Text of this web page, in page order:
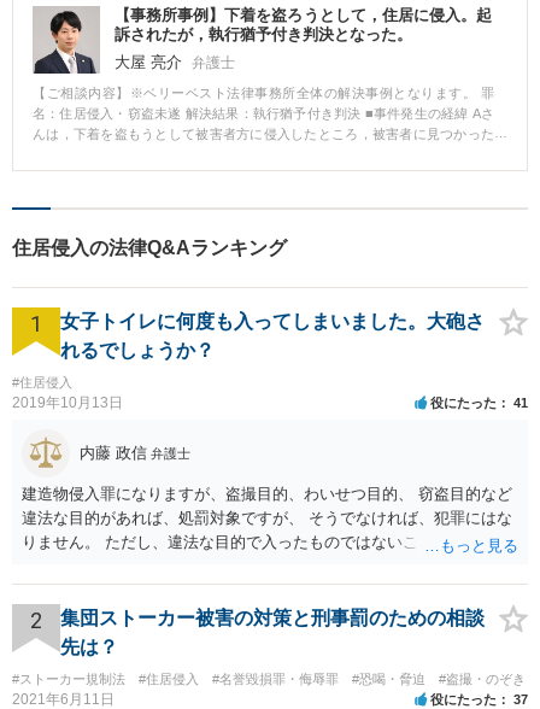
【事務所事例】下着を盗ろうとして，住居に侵入。起
訴されたが，執行猶予付き判決となった。
大屋 亮介 弁護士
【ご相談内容】※ベリーベスト法律事務所全体の解決事例となります。 罪
名：住居侵入・窃盗未遂 解決結果：執行猶予付き判決 ■事件発生の経緯 Aさ
んは，下着を盗もうとして被害者方に侵入したところ，被害者に見つかった
聴取を受けました。そして，Aさんは，起訴されました。 ■相談～解決の流れ
た。しかし，起訴後であり，謝罪の時期が遅くなったため，示談には応じて
くれませんでした。 裁判において，Aさんは，被害者と示談を試みたこと，
た。そうして，執行猶予付き判決を得ることができました。 ■解決のポイン
ト 被害者への謝罪が遅れたため，示談を成立させることはできませんでした
が，裁判所に対して，被害者との示談交渉の過程を示し，Aさんが被害回復に
向けた努力をしていたことを示したことが，執行猶予付きの判決に繋がった
のだと思います。
住居侵入の法律Q&Aランキング
1
女子トイレに何度も入ってしまいました。大砲さ
れるでしょうか？
#住居侵入
2019年10月13日 役にたった 41
内藤 政信 弁護士
建造物侵入罪になりますが、盗撮目的、わいせつ目的、 窃盗目的など
違法な目的があれば、処罰対象ですが、 そうでなければ、犯罪にはな
りません。 ただし、違法な目的で入ったものではないことを、理解 し
2
集団ストーカー被害の対策と刑事罰のための相談
先は？
#ストーカー規制法 #住居侵入 #名誉毀損罪・侮辱罪 #恐喝・脅迫 #盗撮・のぞき
2021年6月11日 役にたった 37